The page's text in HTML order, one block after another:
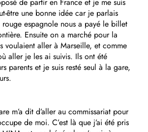
être une bonne idée car je parlais
espagnole nous a payé le billet
Ensuite on a marché pour la
voulaient aller à Marseille, et comme
aller je les ai suivis. Ils ont été
parents et je suis resté seul à la gare,
m’a dit d’aller au commissariat pour
de moi. C’est là que j’ai été pris